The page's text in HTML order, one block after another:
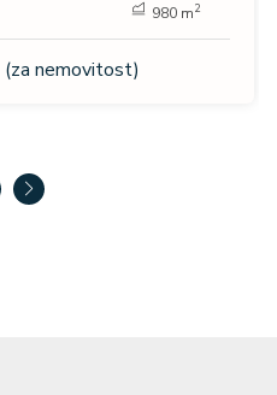
980 m2
(za nemovitost)